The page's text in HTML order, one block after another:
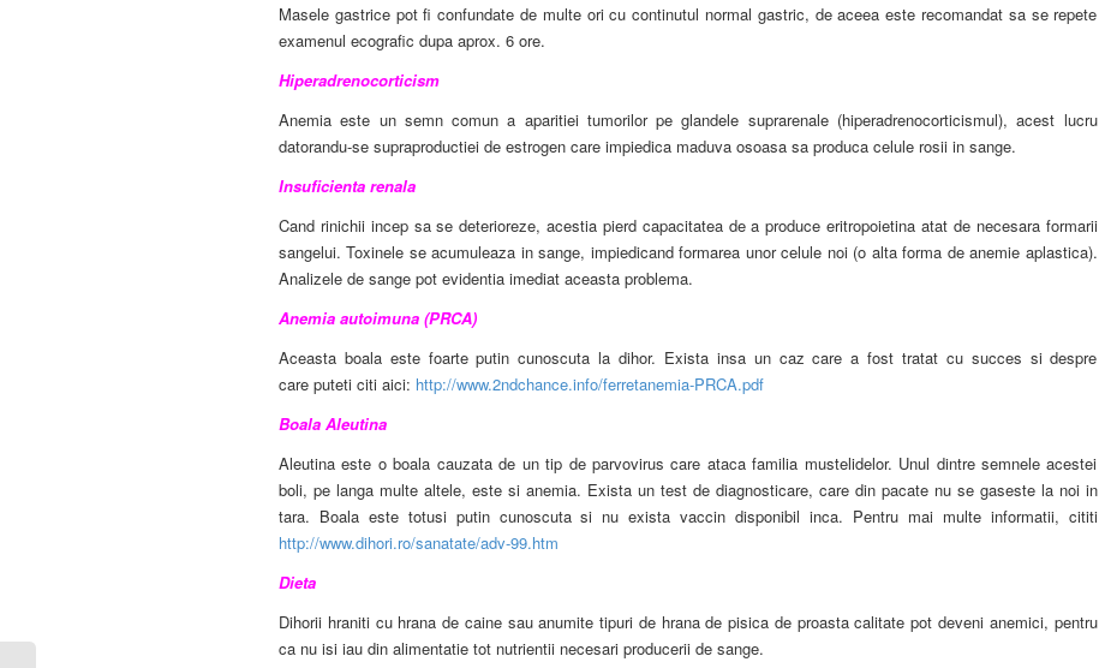
Masele gastrice pot fi confundate de multe ori cu continutul normal gastric, de aceea este recomandat sa se repete
examenul ecografic dupa aprox. 6 ore.
Hiperadrenocorticism
Anemia este un semn comun a aparitiei tumorilor pe glandele suprarenale (hiperadrenocorticismul), acest lucru
datorandu-se supraproductiei de estrogen care impiedica maduva osoasa sa produca celule rosii in sange.
Insuficienta renala
Cand rinichii incep sa se deterioreze, acestia pierd capacitatea de a produce eritropoietina atat de necesara formarii
sangelui. Toxinele se acumuleaza in sange, impiedicand formarea unor celule noi (o alta forma de anemie aplastica).
Analizele de sange pot evidentia imediat aceasta problema.
Anemia autoimuna (PRCA)
Aceasta boala este foarte putin cunoscuta la dihor. Exista insa un caz care a fost tratat cu succes si despre
care puteti citi aici: http://www.2ndchance.info/ferretanemia-PRCA.pdf
Boala Aleutina
Aleutina este o boala cauzata de un tip de parvovirus care ataca familia mustelidelor. Unul dintre semnele acestei
boli, pe langa multe altele, este si anemia. Exista un test de diagnosticare, care din pacate nu se gaseste la noi in
tara. Boala este totusi putin cunoscuta si nu exista vaccin disponibil inca. Pentru mai multe informatii, cititi
http://www.dihori.ro/sanatate/adv-99.htm
Dieta
Dihorii hraniti cu hrana de caine sau anumite tipuri de hrana de pisica de proasta calitate pot deveni anemici, pentru
ca nu isi iau din alimentatie tot nutrientii necesari producerii de sange.